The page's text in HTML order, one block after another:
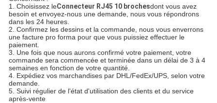
1. Choisissez leConnecteur RJ45 10 brochesdont vous avez
besoin et envoyez-nous une demande, nous vous répondrons
dans les 24 heures.
2. Confirmez les dessins et la commande, nous vous enverrons
une facture pro forma pour que vous puissiez effectuer le
paiement.
3. Une fois que nous aurons confirmé votre paiement, votre
commande sera commencée et terminée dans un délai de 3 à 4
semaines en fonction de votre quantité.
4. Expédiez vos marchandises par DHL/FedEx/UPS, selon votre
demande.
5. Suivi régulier de l'état d'utilisation des clients et du service
après-vente